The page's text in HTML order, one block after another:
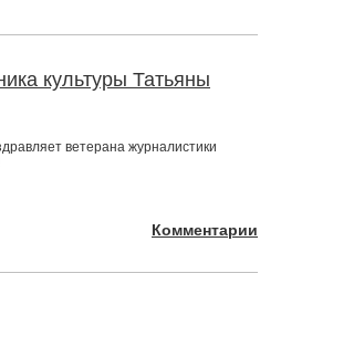
культуры Татьяны
ветерана журналистики
Комментарии